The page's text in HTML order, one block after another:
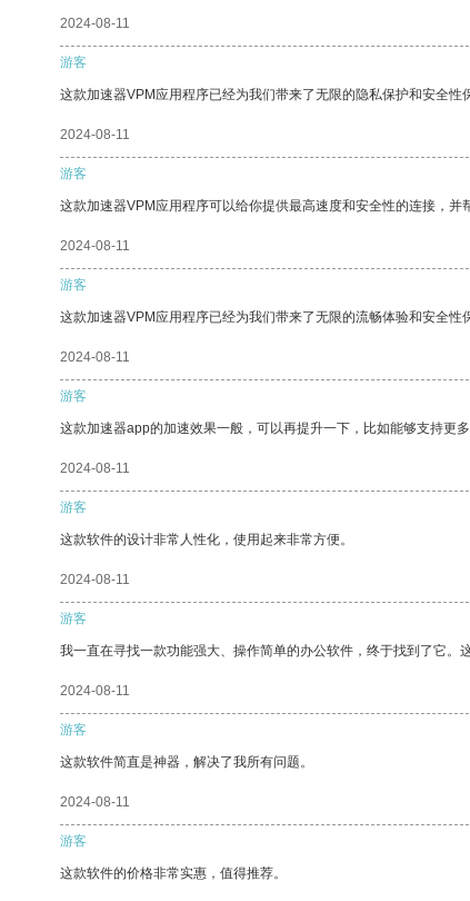
2024-08-11
游客
这款加速器VPM应用程序已经为我们带来了无限的隐私保护和安全性
2024-08-11
游客
这款加速器VPM应用程序可以给你提供最高速度和安全性的连接，并
2024-08-11
游客
这款加速器VPM应用程序已经为我们带来了无限的流畅体验和安全性
2024-08-11
游客
这款加速器app的加速效果一般，可以再提升一下，比如能够支持更多
2024-08-11
游客
这款软件的设计非常人性化，使用起来非常方便。
2024-08-11
游客
我一直在寻找一款功能强大、操作简单的办公软件，终于找到了它。
2024-08-11
游客
这款软件简直是神器，解决了我所有问题。
2024-08-11
游客
这款软件的价格非常实惠，值得推荐。